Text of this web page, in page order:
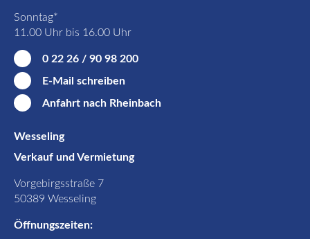
Sonntag*
11.00 Uhr bis 16.00 Uhr
0 22 26 / 90 98 200
E-Mail schreiben
Anfahrt nach Rheinbach
Wesseling
Verkauf und Vermietung
Vorgebirgsstraße 7
50389 Wesseling
Öffnungszeiten: